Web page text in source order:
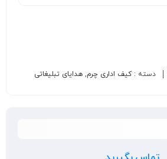
دسته :کیف اداری چرم, هدایای تبلیغاتی